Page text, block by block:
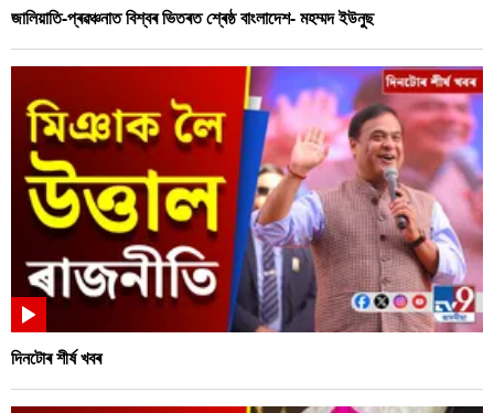
জালিয়াতি-প্ৰৱঞ্চনাত বিশ্বৰ ভিতৰত শ্ৰেষ্ঠ বাংলাদেশ- মহম্মদ ইউনুছ
দিনটোৰ শীৰ্ষ খবৰ